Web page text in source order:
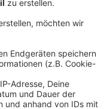
17:51
Auch